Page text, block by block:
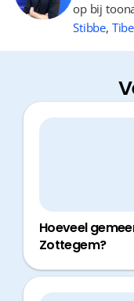
op bij
Stibbe,
Hoeveel
Zottegem?